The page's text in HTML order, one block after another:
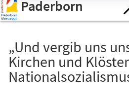
Assistenzsoftware
öffnen.Paderborn
„Und vergib uns
Kirchen und